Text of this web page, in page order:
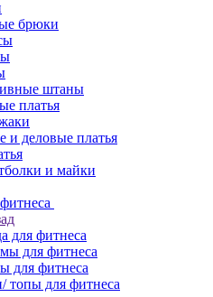
брюки
штаны
платья
и деловые платья
и майки
для фитнеса
для фитнеса
для фитнеса
топы для фитнеса